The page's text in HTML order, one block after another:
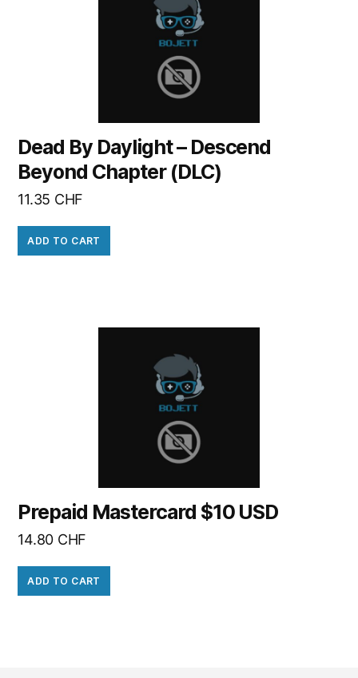
Dead By Daylight – Descend
Beyond Chapter (DLC)
11.35 CHF
ADD TO CART
Prepaid Mastercard $10 USD
14.80 CHF
ADD TO CART